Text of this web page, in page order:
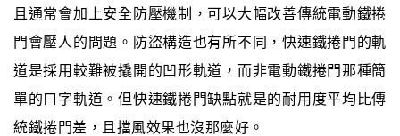
且通常會加上安全防壓機制，可以大幅改善傳統電動鐵捲
門會壓人的問題。防盜構造也有所不同，快速鐵捲門的軌
道是採用較難被撬開的凹形軌道，而非電動鐵捲門那種簡
單的ㄇ字軌道。但快速鐵捲門缺點就是的耐用度平均比傳
統鐵捲門差，且擋風效果也沒那麼好。